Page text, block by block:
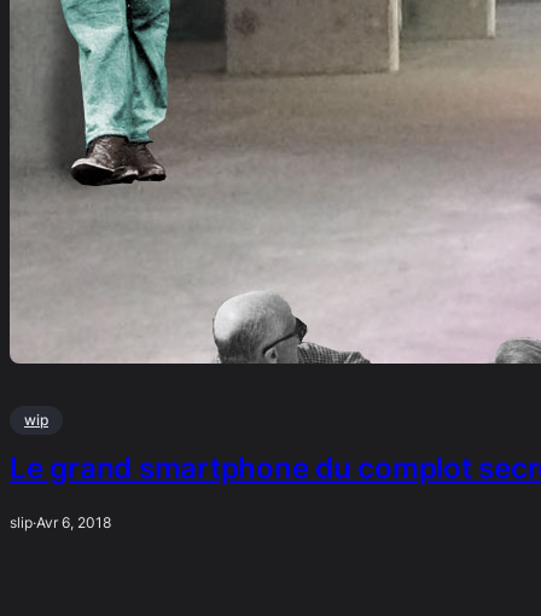
wip
Le grand smartphone du complot
slip·Avr 6, 2018